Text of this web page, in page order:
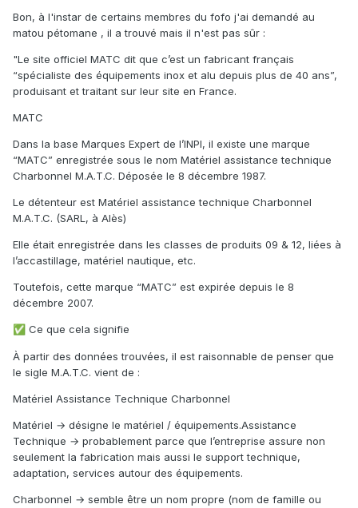
Bon, à l'instar de certains membres du fofo j'ai demandé au
matou pétomane , il a trouvé mais il n'est pas sûr :
"Le site officiel MATC dit que c’est un fabricant français
“spécialiste des équipements inox et alu depuis plus de 40 ans”,
produisant et traitant sur leur site en France.
MATC
Dans la base Marques Expert de l’INPI, il existe une marque
“MATC” enregistrée sous le nom Matériel assistance technique
Charbonnel M.A.T.C. Déposée le 8 décembre 1987.
Le détenteur est Matériel assistance technique Charbonnel
M.A.T.C. (SARL, à Alès)
Elle était enregistrée dans les classes de produits 09 & 12, liées à
l’accastillage, matériel nautique, etc.
Toutefois, cette marque “MATC” est expirée depuis le 8
décembre 2007.
✅ Ce que cela signifie
À partir des données trouvées, il est raisonnable de penser que
le sigle M.A.T.C. vient de :
Matériel Assistance Technique Charbonnel
Matériel → désigne le matériel / équipements.Assistance
Technique → probablement parce que l’entreprise assure non
seulement la fabrication mais aussi le support technique,
adaptation, services autour des équipements.
Charbonnel → semble être un nom propre (nom de famille ou